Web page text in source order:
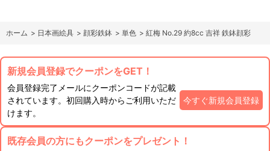
ホーム > 日本画絵具 > 顔彩鉄鉢 > 単色 > 紅梅 No.29 約8cc 吉祥 鉄鉢顔彩
新規会員登録でクーポンをGET！
会員登録完了メールにクーポンコードが記載
されています。初回購入時からご利用いただ
けます。
今すぐ新規会員登録
既存会員の方にもクーポンをプレゼント！